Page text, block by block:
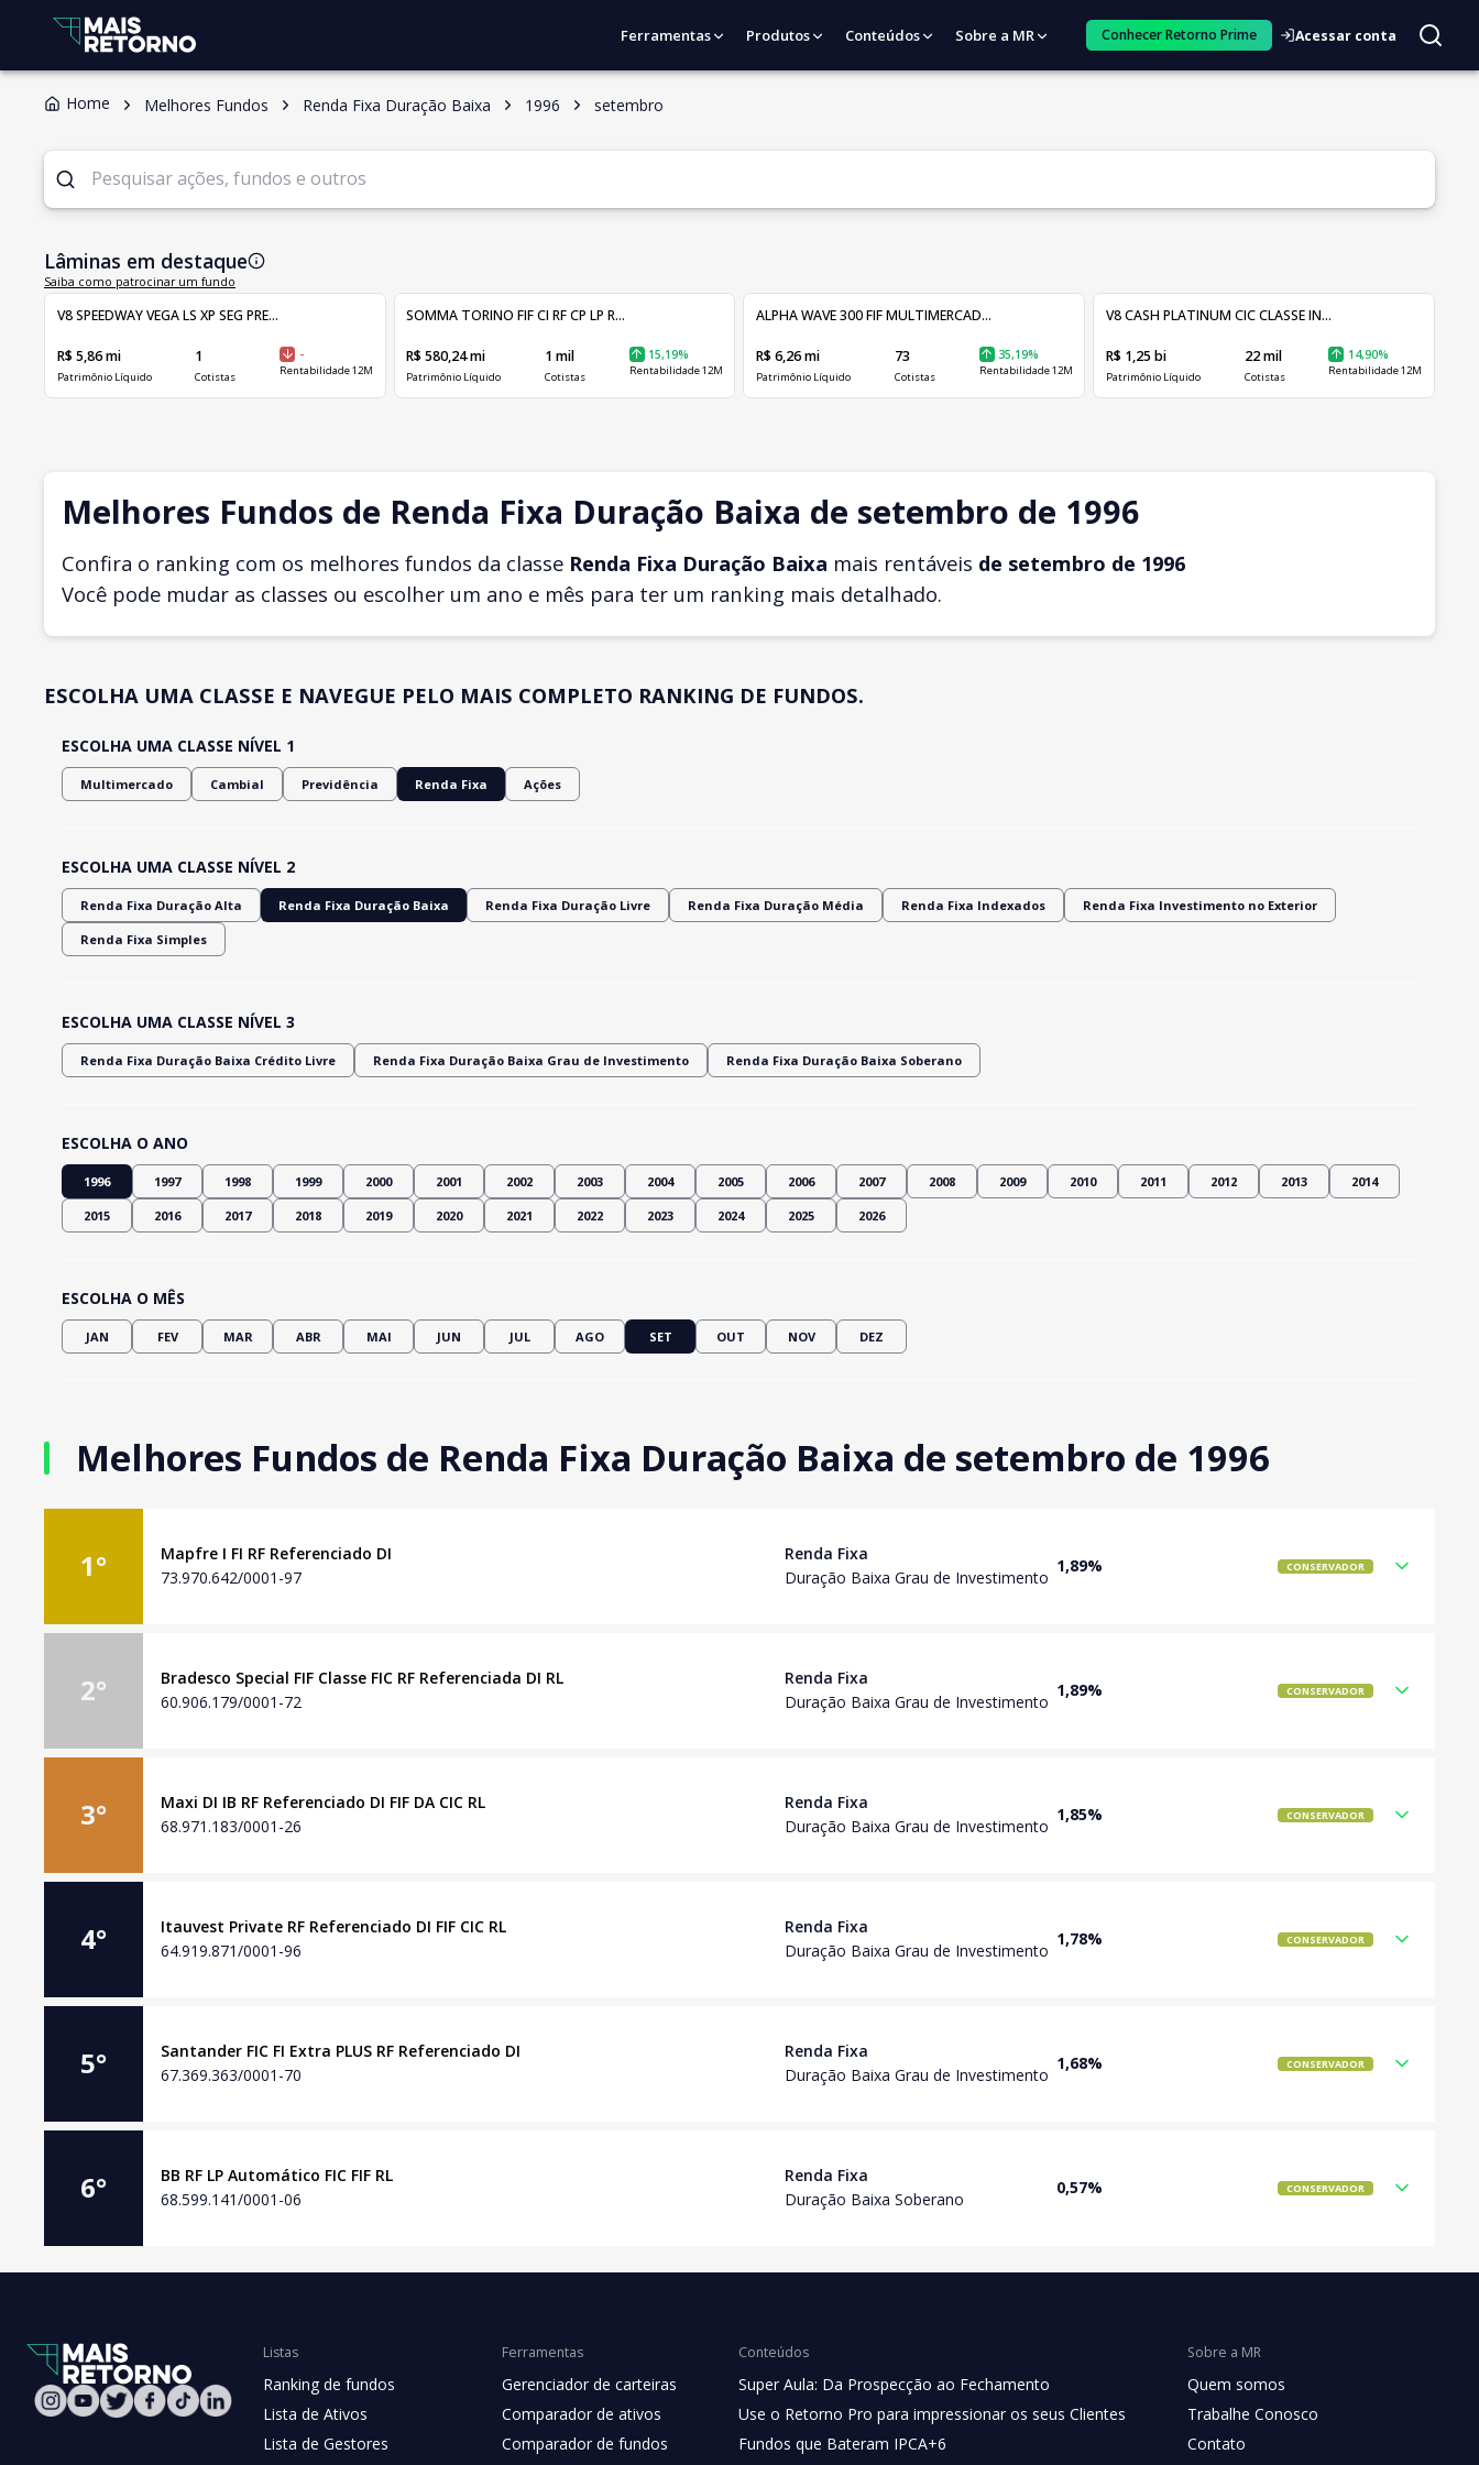
Ferramentas Produtos Conteúdos Sobre a MR Conhecer Retorno Prime Acessar conta
Home Melhores Fundos Renda Fixa Duração Baixa 1996 setembro
Lâminas em destaque
Saiba como patrocinar um fundo
V8 SPEEDWAY VEGA LS XP SEG PRE...
R$ 5,86 mi
Patrimônio Líquido
1
Cotistas
-
Rentabilidade 12M
SOMMA TORINO FIF CI RF CP LP R...
R$ 580,24 mi
Patrimônio Líquido
1 mil
Cotistas
15,19%
Rentabilidade 12M
ALPHA WAVE 300 FIF MULTIMERCAD...
R$ 6,26 mi
Patrimônio Líquido
73
Cotistas
35,19%
Rentabilidade 12M
V8 CASH PLATINUM CIC CLASSE IN...
R$ 1,25 bi
Patrimônio Líquido
22 mil
Cotistas
14,90%
Rentabilidade 12M
Melhores Fundos de Renda Fixa Duração Baixa de setembro de 1996
Confira o ranking com os melhores fundos da classe Renda Fixa Duração Baixa mais rentáveis de setembro de 1996
Você pode mudar as classes ou escolher um ano e mês para ter um ranking mais detalhado.
ESCOLHA UMA CLASSE E NAVEGUE PELO MAIS COMPLETO RANKING DE FUNDOS.
ESCOLHA UMA CLASSE NÍVEL 1
Multimercado Cambial Previdência Renda Fixa Ações
ESCOLHA UMA CLASSE NÍVEL 2
Renda Fixa Duração Alta Renda Fixa Duração Baixa Renda Fixa Duração Livre Renda Fixa Duração Média Renda Fixa Indexados Renda Fixa Investimento no Exterior
Renda Fixa Simples
ESCOLHA UMA CLASSE NÍVEL 3
Renda Fixa Duração Baixa Crédito Livre Renda Fixa Duração Baixa Grau de Investimento Renda Fixa Duração Baixa Soberano
ESCOLHA O ANO
1996 1997 1998 1999 2000 2001 2002 2003 2004 2005 2006 2007 2008 2009 2010 2011 2012 2013 2014
2015 2016 2017 2018 2019 2020 2021 2022 2023 2024 2025 2026
ESCOLHA O MÊS
JAN FEV MAR ABR MAI JUN JUL AGO SET OUT NOV DEZ
Melhores Fundos de Renda Fixa Duração Baixa de setembro de 1996
1°
Mapfre I FI RF Referenciado DI
73.970.642/0001-97
Renda Fixa
Duração Baixa Grau de Investimento
1,89% CONSERVADOR
2°
Bradesco Special FIF Classe FIC RF Referenciada DI RL
60.906.179/0001-72
Renda Fixa
Duração Baixa Grau de Investimento
1,89% CONSERVADOR
3°
Maxi DI IB RF Referenciado DI FIF DA CIC RL
68.971.183/0001-26
Renda Fixa
Duração Baixa Grau de Investimento
1,85% CONSERVADOR
4°
Itauvest Private RF Referenciado DI FIF CIC RL
64.919.871/0001-96
Renda Fixa
Duração Baixa Grau de Investimento
1,78% CONSERVADOR
5°
Santander FIC FI Extra PLUS RF Referenciado DI
67.369.363/0001-70
Renda Fixa
Duração Baixa Grau de Investimento
1,68% CONSERVADOR
6°
BB RF LP Automático FIC FIF RL
68.599.141/0001-06
Renda Fixa
Duração Baixa Soberano
0,57% CONSERVADOR
Listas
Ranking de fundos
Lista de Ativos
Lista de Gestores
Ferramentas
Gerenciador de carteiras
Comparador de ativos
Comparador de fundos
Conteúdos
Super Aula: Da Prospecção ao Fechamento
Use o Retorno Pro para impressionar os seus Clientes
Fundos que Bateram IPCA+6
Sobre a MR
Quem somos
Trabalhe Conosco
Contato